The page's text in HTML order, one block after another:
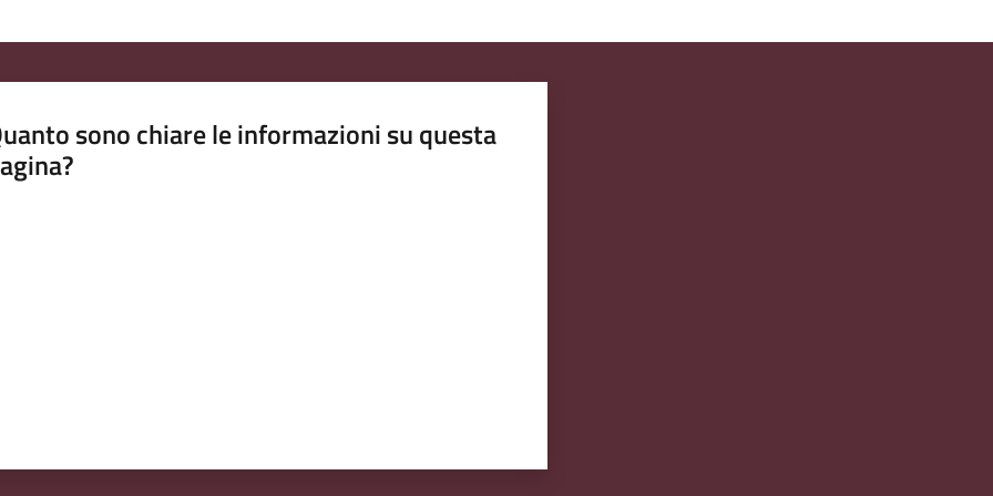
sono chiare le informazioni su questa